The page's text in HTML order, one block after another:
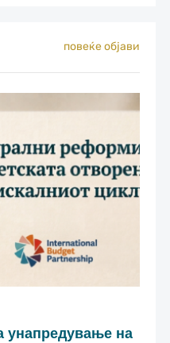
повеќе објави
унапредување на